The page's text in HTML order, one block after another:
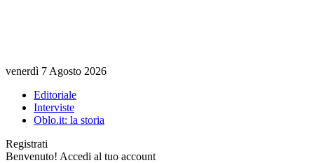
venerdì 7 Agosto 2026
Editoriale
Interviste
Oblo.it: la storia
Registrati
Benvenuto! Accedi al tuo account